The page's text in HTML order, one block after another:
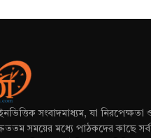
সংবাদমাধ্যম, যা নিরপেক্ষতা
সময়ের মধ্যে পাঠকদের কাছে